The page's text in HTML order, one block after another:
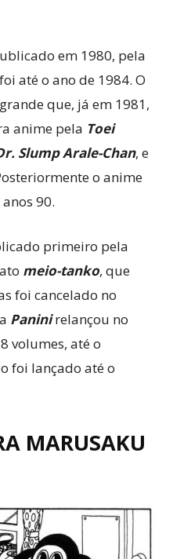
em 1980, pela
até o ano de 1984. O
que, já em 1981,
anime pela Toei
Slump Arale-Chan, e
o anime
90.
primeiro pela
meio-tanko, que
foi cancelado no
Paninirelançou no
volumes, até o
foi lançado até o
MARUSAKU